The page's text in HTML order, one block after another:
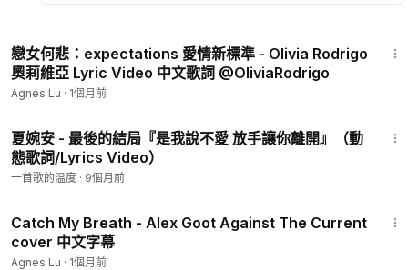
Twitter: https://twitter.com/conangray
Facebook:https://www.facebook.com/conangrayoff...
TikTok:https://www.tiktok.com/@conangray
大家好～我是Agnes :DD
喜歡聽音樂和製作剪輯影片!
溫暖更多人✨分享更多音樂！
~Follow me~
戀女何悲：expectations 愛情新標準 - Olivia Rodrigo
奧莉維亞 Lyric Video 中文歌詞 @OliviaRodrigo
Agnes Lu · 1個月前
夏婉安 - 最後的結局『是我說不愛 放手讓你離開』（動
態歌詞/Lyrics Video）
一首歌的温度 · 9個月前
Catch My Breath - Alex Goot Against The Current
cover 中文字幕
Agnes Lu · 1個月前